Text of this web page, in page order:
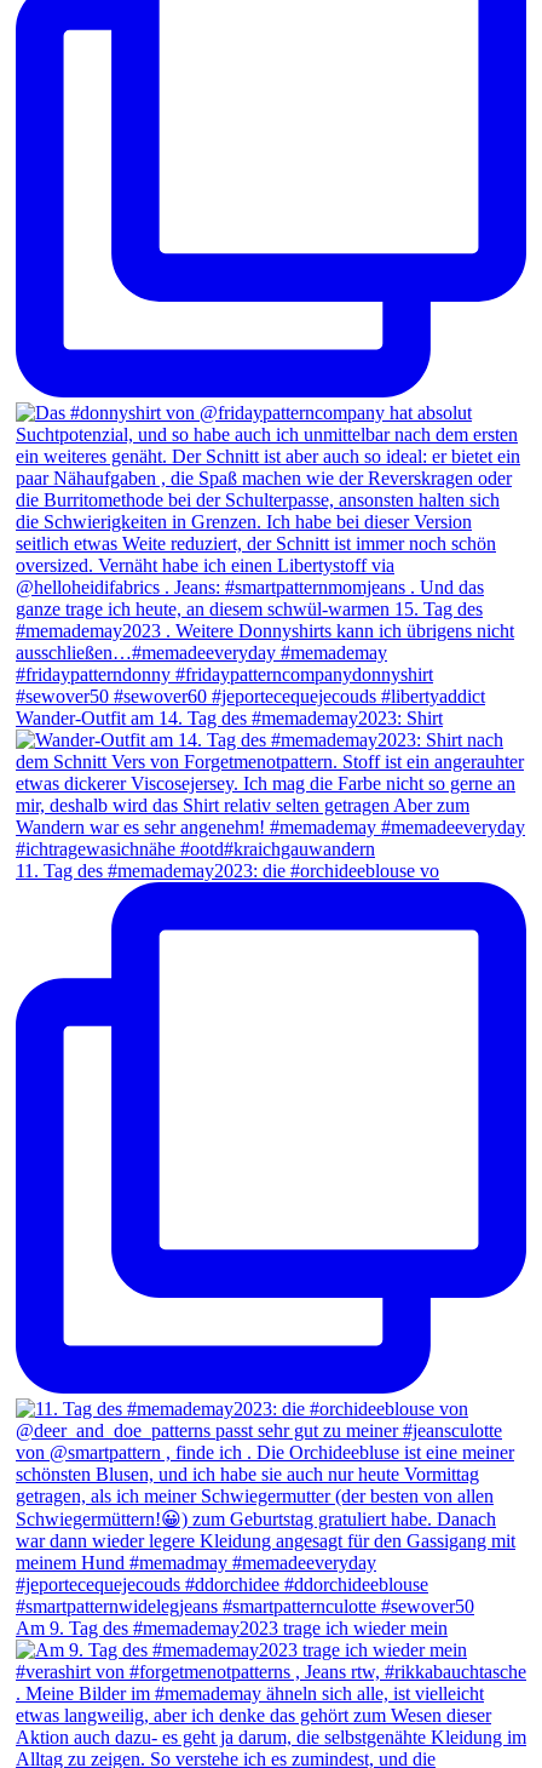
Wander-Outfit am 14. Tag des #memademay2023: Shirt
11. Tag des #memademay2023: die #orchideeblouse vo
Am 9. Tag des #memademay2023 trage ich wieder mein